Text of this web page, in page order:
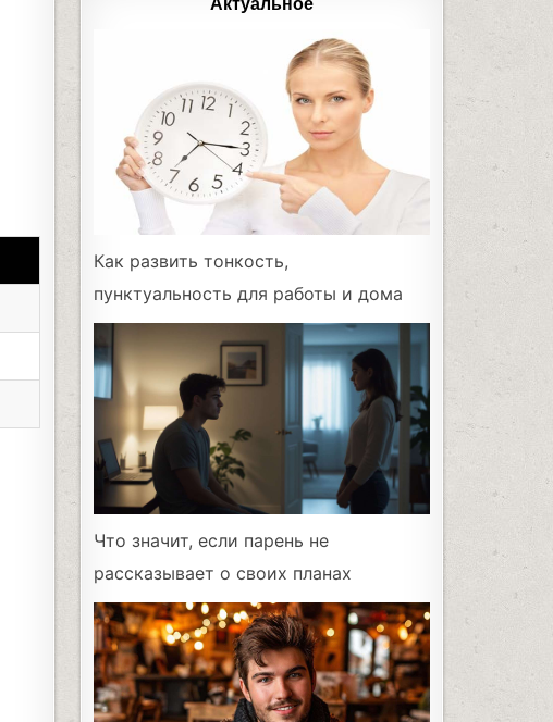
Актуальное
Как развить тонкость,
пунктуальность для работы и дома
Что значит, если парень не
рассказывает о своих планах